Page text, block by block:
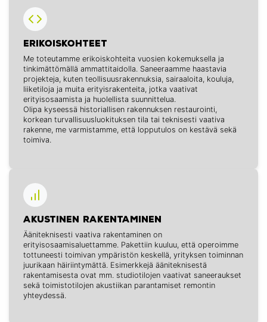
ERIKOISKOHTEET
Me toteutamme erikoiskohteita vuosien kokemuksella ja
tinkimättömällä ammattitaidolla. Saneeraamme haastavia
projekteja, kuten teollisuusrakennuksia, sairaaloita, kouluja,
liiketiloja ja muita erityisrakenteita, jotka vaativat
erityisosaamista ja huolellista suunnittelua.
Olipa kyseessä historiallisen rakennuksen restaurointi,
korkean turvallisuusluokituksen tila tai teknisesti vaativa
rakenne, me varmistamme, että lopputulos on kestävä sekä
toimiva.
AKUSTINEN RAKENTAMINEN
Ääniteknisesti vaativa rakentaminen on
erityisosaamisaluettamme. Pakettiin kuuluu, että operoimme
tottuneesti toimivan ympäristön keskellä, yrityksen toiminnan
juurikaan häiriintymättä. Esimerkkejä ääniteknisestä
rakentamisesta ovat mm. studiotilojen vaativat saneeraukset
sekä toimistotilojen akustiikan parantamiset remontin
yhteydessä.